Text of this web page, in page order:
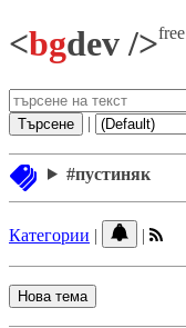
<bgdev />free
Търсене |
#пустиняк
Категории | |
Нова тема